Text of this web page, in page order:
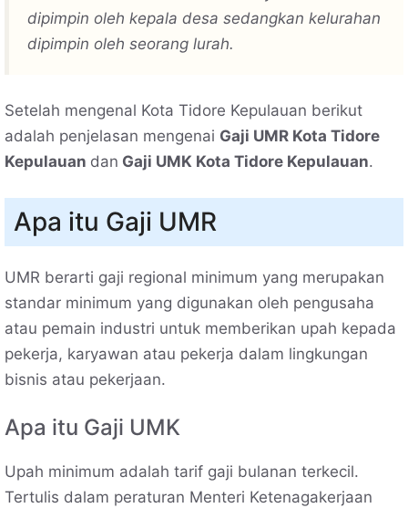
dipimpin oleh kepala desa sedangkan kelurahan
dipimpin oleh seorang lurah.
Setelah mengenal Kota Tidore Kepulauan berikut
adalah penjelasan mengenai Gaji UMR Kota Tidore
Kepulauan dan Gaji UMK Kota Tidore Kepulauan.
Apa itu Gaji UMR
UMR berarti gaji regional minimum yang merupakan
standar minimum yang digunakan oleh pengusaha
atau pemain industri untuk memberikan upah kepada
pekerja, karyawan atau pekerja dalam lingkungan
bisnis atau pekerjaan.
Apa itu Gaji UMK
Upah minimum adalah tarif gaji bulanan terkecil.
Tertulis dalam peraturan Menteri Ketenagakerjaan